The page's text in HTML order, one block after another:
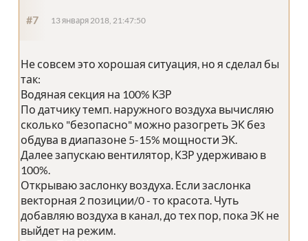
#7 13 января 2018, 21:47:50
Не совсем это хорошая ситуация, но я сделал бы
так:
Водяная секция на 100% КЗР
По датчику темп. наружного воздуха вычисляю
сколько "безопасно" можно разогреть ЭК без
обдува в диапазоне 5-15% мощности ЭК.
Далее запускаю вентилятор, КЗР удерживаю в
100%.
Открываю заслонку воздуха. Если заслонка
векторная 2 позиции/0 - то красота. Чуть
добавляю воздуха в канал, до тех пор, пока ЭК не
выйдет на режим.